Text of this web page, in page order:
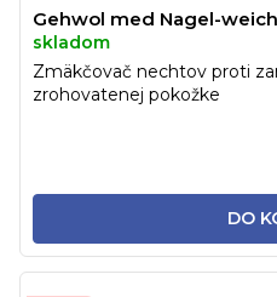
Gehwol med Nagel-
skladom
DO
Zmäkčovač nechtov proti
zrohovatenej pokožke